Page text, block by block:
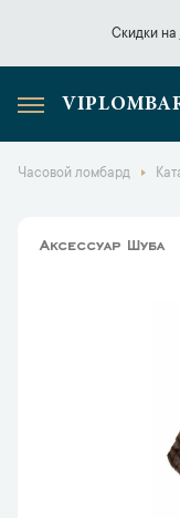
Скидки на
Скидки на
Часовой ломбард
Аксессуар Шуба